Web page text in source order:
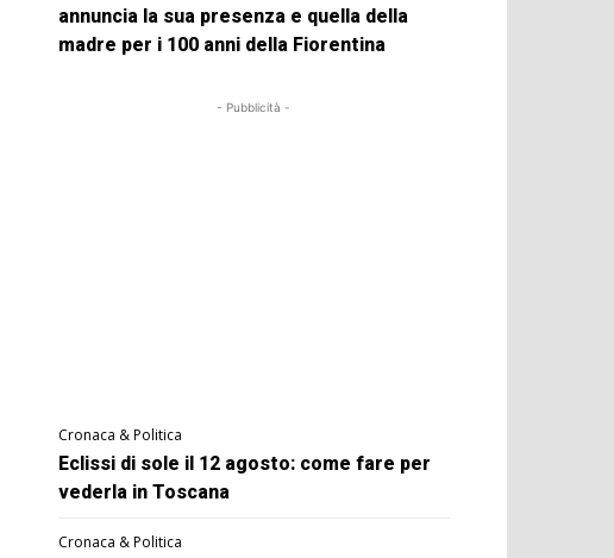
annuncia la sua presenza e quella della
madre per i 100 anni della Fiorentina
- Pubblicità -
Cronaca & Politica
Eclissi di sole il 12 agosto: come fare per
vederla in Toscana
Cronaca & Politica